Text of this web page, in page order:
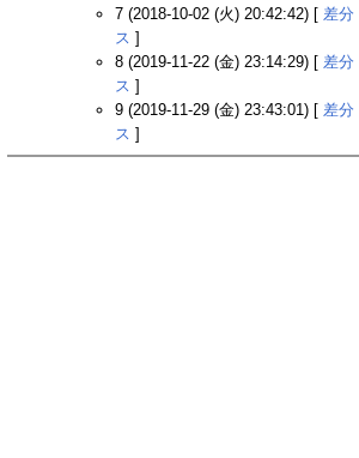
7 (2018-10-02 (火) 20:42:42) [ 差分
ス ]
8 (2019-11-22 (金) 23:14:29) [ 差分
ス ]
9 (2019-11-29 (金) 23:43:01) [ 差分
ス ]